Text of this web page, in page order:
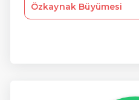
Özkaynak Büyümesi